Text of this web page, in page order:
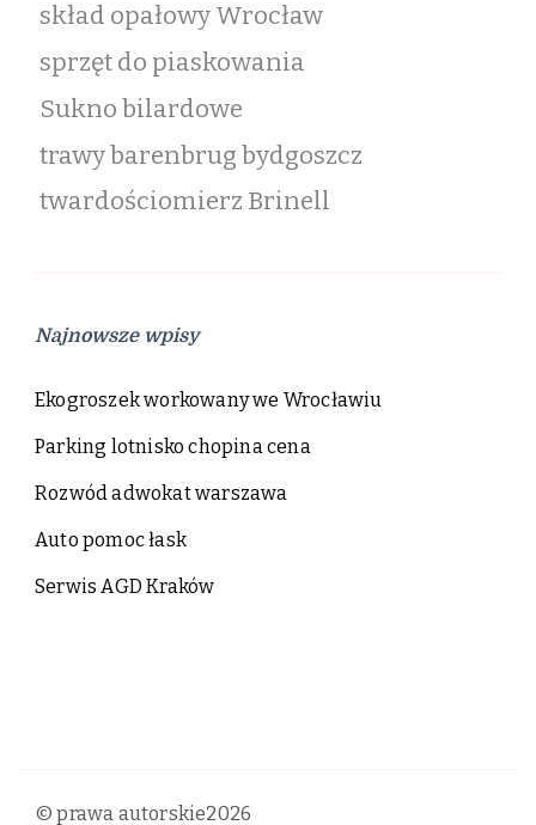
skład opałowy Wrocław
sprzęt do piaskowania
Sukno bilardowe
trawy barenbrug bydgoszcz
twardościomierz Brinell
Najnowsze wpisy
Ekogroszek workowany we Wrocławiu
Parking lotnisko chopina cena
Rozwód adwokat warszawa
Auto pomoc łask
Serwis AGD Kraków
© prawa autorskie2026